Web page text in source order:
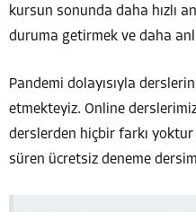
kursun sonunda daha hızlı
duruma getirmek ve daha
Pandemi dolayısıyla
etmekteyiz. Online
derslerden hiçbir farkı
süren ücretsiz deneme